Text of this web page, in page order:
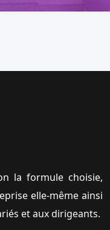
la formule choisie,
elle-même ainsi
et aux dirigeants.